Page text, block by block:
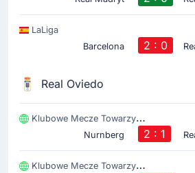
LaLiga
Barcelona
2 : 0
Real Oviedo
Klubowe Mecze Towarzyski
Nurnberg
2 : 1
Klubowe Mecze Towarzyski